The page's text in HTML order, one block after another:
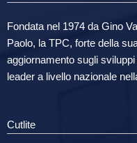
Fondata nel 1974 da Gino
Paolo, la TPC, forte della
aggiornamento sugli
leader a livello nazionale
Cutlite